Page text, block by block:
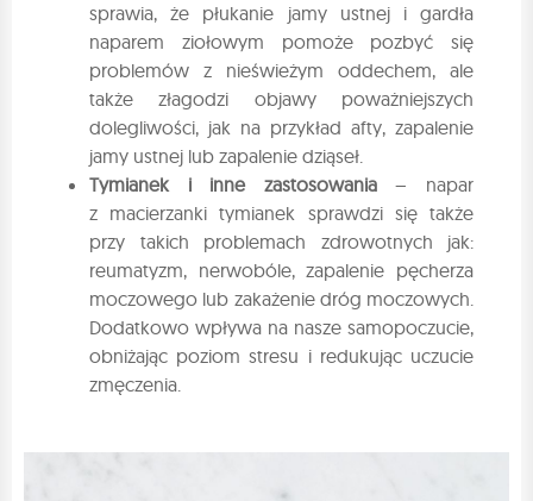
sprawia, że płukanie jamy ustnej i gardła
naparem ziołowym pomoże pozbyć się
problemów z nieświeżym oddechem, ale
także złagodzi objawy poważniejszych
dolegliwości, jak na przykład afty, zapalenie
jamy ustnej lub zapalenie dziąseł.
Tymianek i inne zastosowania– napar
z macierzanki tymianek sprawdzi się także
przy takich problemach zdrowotnych jak:
reumatyzm, nerwobóle, zapalenie pęcherza
moczowego lub zakażenie dróg moczowych.
Dodatkowo wpływa na nasze samopoczucie,
obniżając poziom stresu i redukując uczucie
zmęczenia.